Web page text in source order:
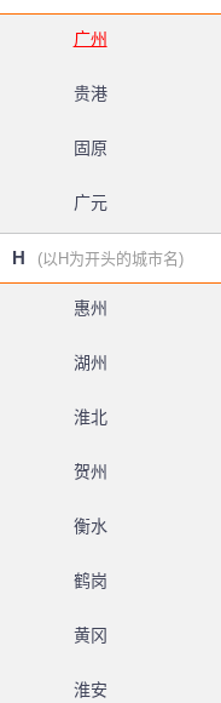
广州
贵港
固原
广元
H (以H为开头的城市名)
惠州
湖州
淮北
贺州
衡水
鹤岗
黄冈
淮安